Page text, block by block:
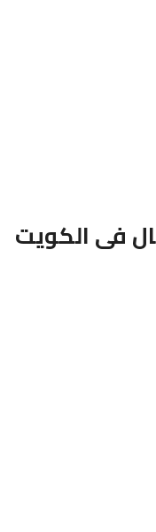
فى الكويت